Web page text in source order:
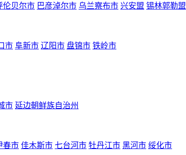
伦贝尔市 巴彦淖尔市 乌兰察布市 兴安盟 锡林郭勒盟
市 阜新市 辽阳市 盘锦市 铁岭市
市 延边朝鲜族自治州
春市 佳木斯市 七台河市 牡丹江市 黑河市 绥化市